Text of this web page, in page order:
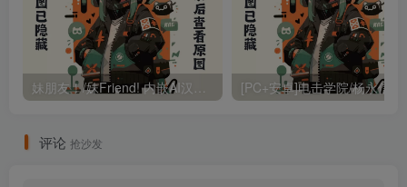
妹朋友！/妹Friend! 内嵌AI汉化润色版 内置全CG存档（汉化）
评论 抢沙发